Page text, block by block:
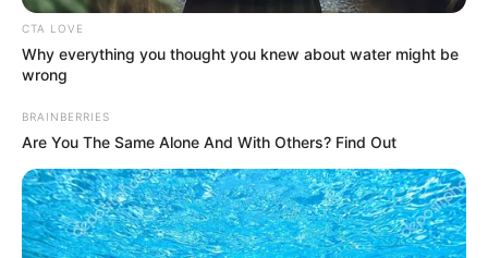
CTA LOVE
Why everything you thought you knew about water might be
wrong
BRAINBERRIES
Are You The Same Alone And With Others? Find Out